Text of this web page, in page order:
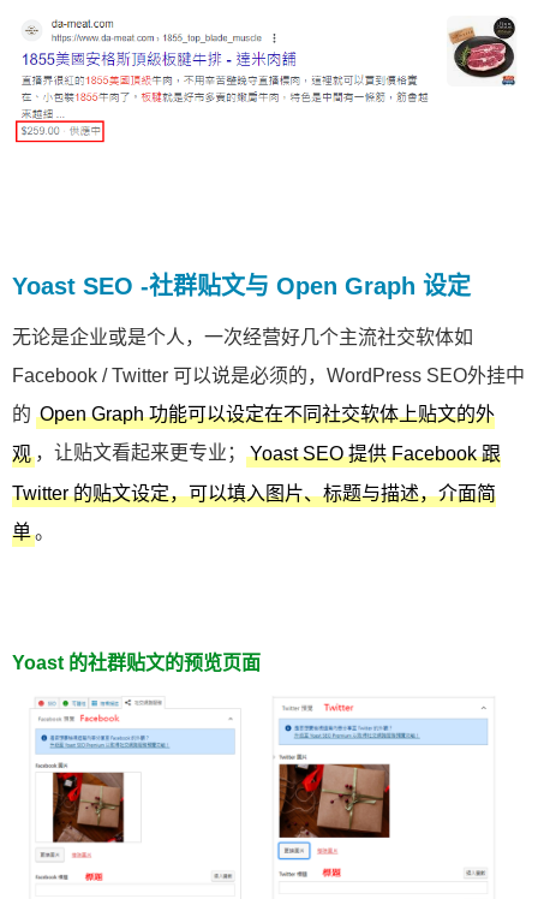
Yoast SEO -社群贴文与 Open Graph 设定
无论是企业或是个人，一次经营好几个主流社交软体如
Facebook / Twitter 可以说是必须的，WordPress SEO外挂中
的 Open Graph 功能可以设定在不同社交软体上贴文的外
观 ，让贴文看起来更专业；Yoast SEO 提供 Facebook 跟
Twitter 的贴文设定，可以填入图片、标题与描述，介面简
单。
Yoast 的社群贴文的预览页面